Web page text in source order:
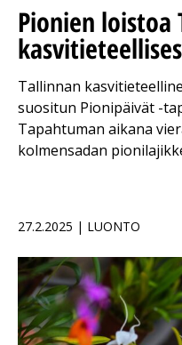
Pionien loistoa
Tallinnan
suositun Pionipäivät -
Tapahtuman aikana
kolmensadan
27.2.2025 | LUONTO